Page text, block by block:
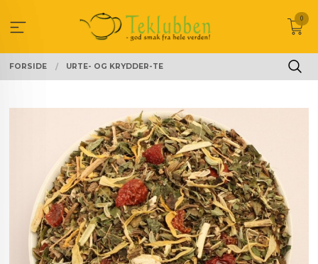
innholdet
0
FORSIDE URTE- OG KRYDDER-TE